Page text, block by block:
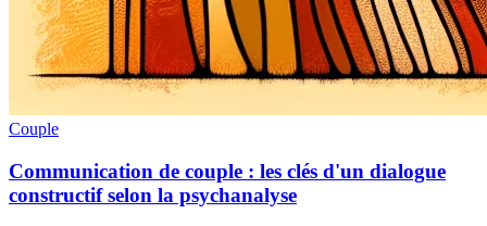
Couple
Communication de couple : les clés d'un dialogue
constructif selon la psychanalyse